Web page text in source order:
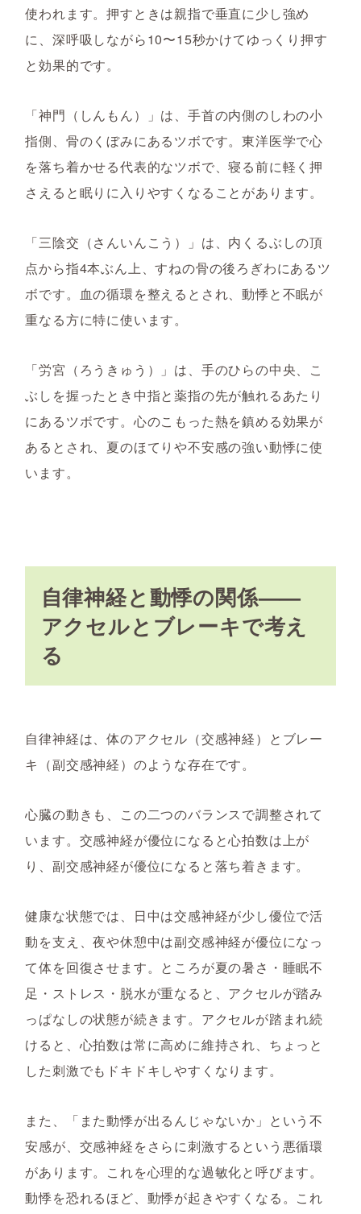
使われます。押すときは親指で垂直に少し強め
に、深呼吸しながら10〜15秒かけてゆっくり押す
と効果的です。
「神門（しんもん）」は、手首の内側のしわの小
指側、骨のくぼみにあるツボです。東洋医学で心
を落ち着かせる代表的なツボで、寝る前に軽く押
さえると眠りに入りやすくなることがあります。
「三陰交（さんいんこう）」は、内くるぶしの頂
点から指4本ぶん上、すねの骨の後ろぎわにあるツ
ボです。血の循環を整えるとされ、動悸と不眠が
重なる方に特に使います。
「労宮（ろうきゅう）」は、手のひらの中央、こ
ぶしを握ったとき中指と薬指の先が触れるあたり
にあるツボです。心のこもった熱を鎮める効果が
あるとされ、夏のほてりや不安感の強い動悸に使
います。
自律神経と動悸の関係——
アクセルとブレーキで考え
る
自律神経は、体のアクセル（交感神経）とブレー
キ（副交感神経）のような存在です。
心臓の動きも、この二つのバランスで調整されて
います。交感神経が優位になると心拍数は上が
り、副交感神経が優位になると落ち着きます。
健康な状態では、日中は交感神経が少し優位で活
動を支え、夜や休憩中は副交感神経が優位になっ
て体を回復させます。ところが夏の暑さ・睡眠不
足・ストレス・脱水が重なると、アクセルが踏み
っぱなしの状態が続きます。アクセルが踏まれ続
けると、心拍数は常に高めに維持され、ちょっと
した刺激でもドキドキしやすくなります。
また、「また動悸が出るんじゃないか」という不
安感が、交感神経をさらに刺激するという悪循環
があります。これを心理的な過敏化と呼びます。
動悸を恐れるほど、動悸が起きやすくなる。これ